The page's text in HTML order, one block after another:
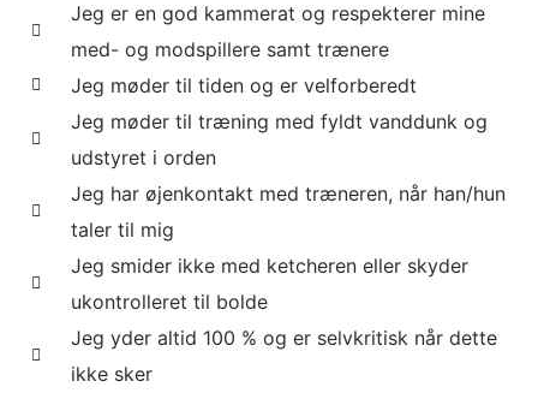
Jeg er en god kammerat og respekterer mine
med- og modspillere samt trænere
Jeg møder til tiden og er velforberedt
Jeg møder til træning med fyldt vanddunk og
udstyret i orden
Jeg har øjenkontakt med træneren, når han/hun
taler til mig
Jeg smider ikke med ketcheren eller skyder
ukontrolleret til bolde
Jeg yder altid 100 % og er selvkritisk når dette
ikke sker